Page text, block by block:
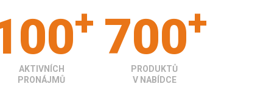
+
AKTIVNÍCH
PRONÁJMŮ
700+
PRODUKTŮ
V NABÍDCE